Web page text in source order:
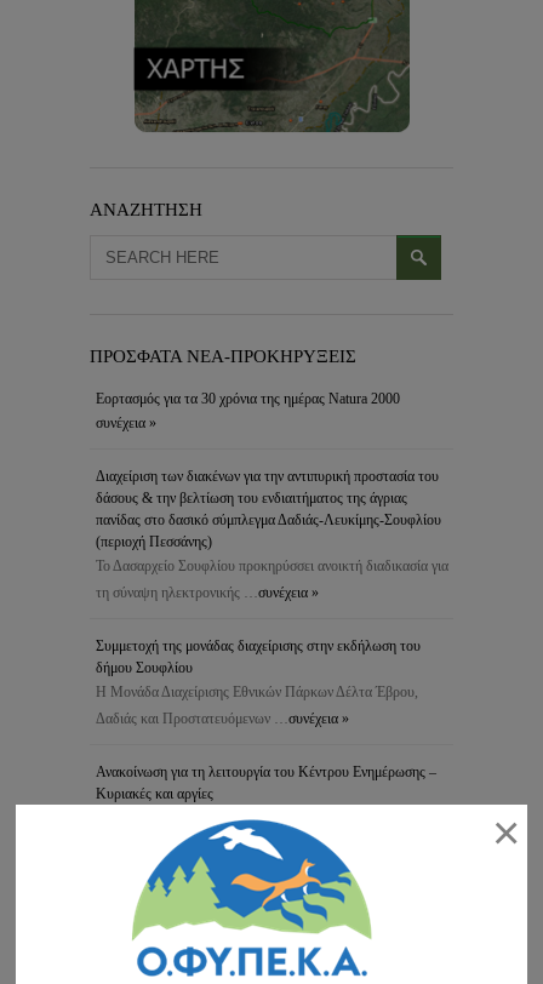
ΑΝΑΖΗΤΗΣΗ
ΠΡΟΣΦΑΤΑ ΝΕΑ-ΠΡΟΚΗΡΥΞΕΙΣ
Εορτασμός για τα 30 χρόνια της ημέρας Natura 2000
συνέχεια »
Διαχείριση των διακένων για την αντιπυρική προστασία του
δάσους & την βελτίωση του ενδιαιτήματος της άγριας
πανίδας στο δασικό σύμπλεγμα Δαδιάς-Λευκίμης-Σουφλίου
(περιοχή Πεσσάνης)
Το Δασαρχείο Σουφλίου προκηρύσσει ανοικτή διαδικασία για
τη σύναψη ηλεκτρονικής …συνέχεια »
Συμμετοχή της μονάδας διαχείρισης στην εκδήλωση του
δήμου Σουφλίου
Η Μονάδα Διαχείρισης Εθνικών Πάρκων Δέλτα Έβρου,
Δαδιάς και Προστατευόμενων …συνέχεια »
Ανακοίνωση για τη λειτουργία του Κέντρου Ενημέρωσης –
Κυριακές και αργίες
Αγαπητοί φίλοι του Εθνικού Πάρκου: Σας ανακοινώνουμε ότι
το Κέντρο …συνέχεια »
Ανακοίνωση για τη λειτουργία του ΚΕ την Πρωτοχρονιά
συνέχεια »
Ευχές για τις γιορτές των Χριστουγέννων και της
×